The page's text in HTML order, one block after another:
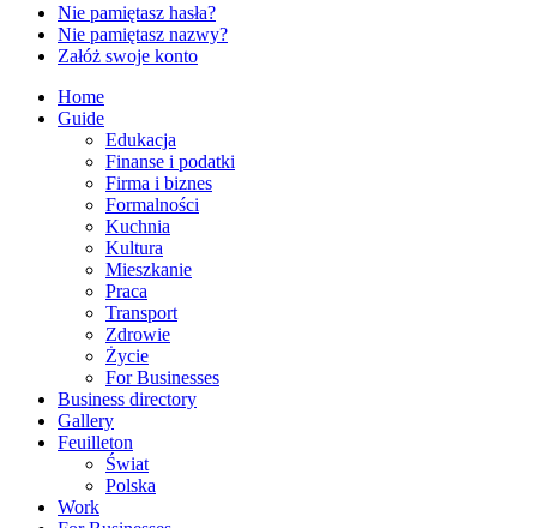
Nie pamiętasz hasła?
Nie pamiętasz nazwy?
Załóż swoje konto
Home
Guide
Edukacja
Finanse i podatki
Firma i biznes
Formalności
Kuchnia
Kultura
Mieszkanie
Praca
Transport
Zdrowie
Życie
For Businesses
Business directory
Gallery
Feuilleton
Świat
Polska
Work